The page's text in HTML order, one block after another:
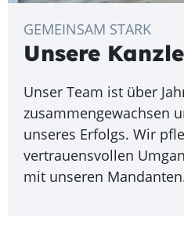
GEMEINSAM STARK
Unsere
Unser Team ist über
zusammengewachsen
unseres Erfolgs. Wir
vertrauensvollen
mit unseren